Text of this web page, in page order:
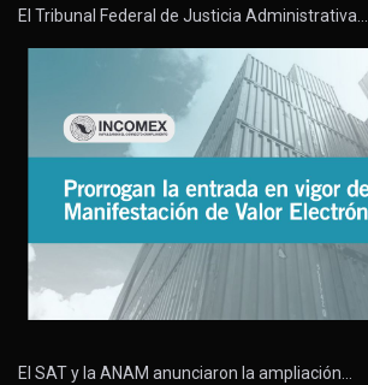
El Tribunal Federal de Justicia Administrativa…
El SAT y la ANAM anunciaron la ampliación…